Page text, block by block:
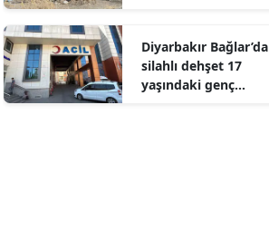
Diyarbakır Bağlar’da
silahlı dehşet 17
yaşındaki genç